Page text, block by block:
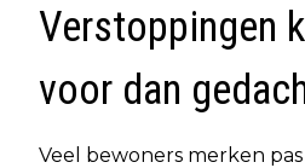
Verstoppingen
voor dan
Veel bewoners merken pas